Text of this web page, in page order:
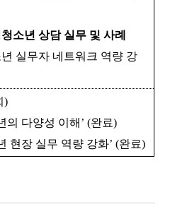
소년 상담 실무 및 사례
실무자 네트워크 역량 강
)
의 다양성 이해 ’ (완료)
현장 실무 역량 강화’ (완료)